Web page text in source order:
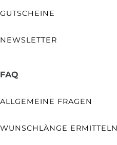
GUTSCHEINE
NEWSLETTER
FAQ
ALLGEMEINE FRAGEN
WUNSCHLÄNGE ERMITTELN